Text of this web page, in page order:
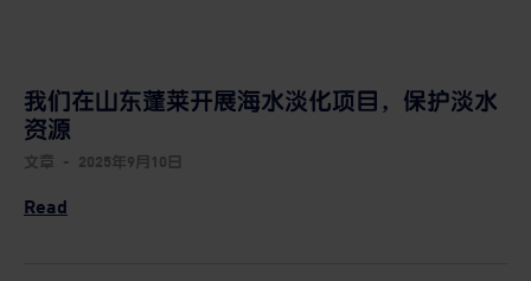
我们在山东蓬莱开展海水淡化项目，保护淡水
资源
文章 - 2025年9月10日
Read